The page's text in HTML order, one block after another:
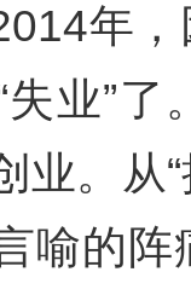
年
业”
业。从
喻的